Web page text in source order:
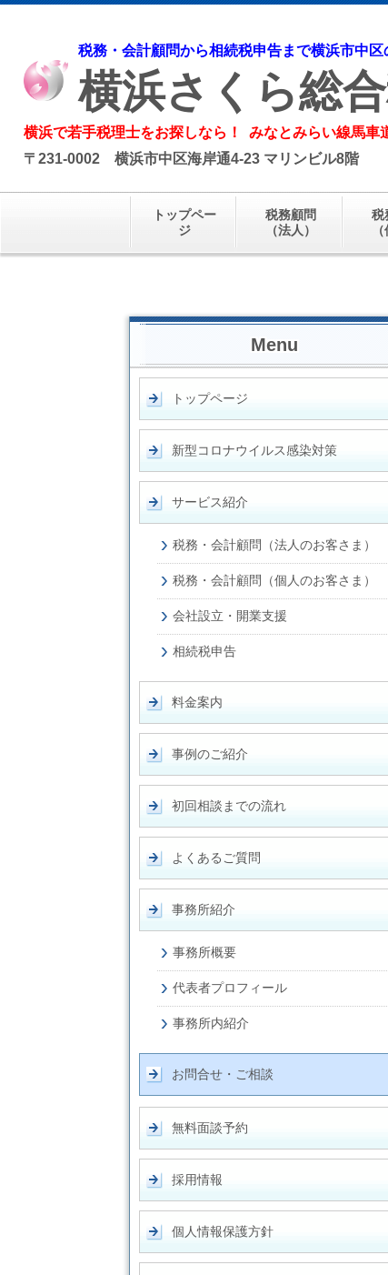
税務・会計顧問から相続税申告まで横浜市中区
横浜さくら総
横浜で若手税理士をお探しなら！ みなとみらい線馬車
〒231-0002 横浜市中区海岸通4-23 マリンビル8階
トップペー
ジ
税務顧問
（法人）
税
Menu
トップページ
新型コロナウイルス感染対策
サービス紹介
税務・会計顧問（法人のお客さま）
税務・会計顧問（個人のお客さま）
会社設立・開業支援
相続税申告
料金案内
事例のご紹介
初回相談までの流れ
よくあるご質問
事務所紹介
事務所概要
代表者プロフィール
事務所内紹介
お問合せ・ご相談
無料面談予約
採用情報
個人情報保護方針